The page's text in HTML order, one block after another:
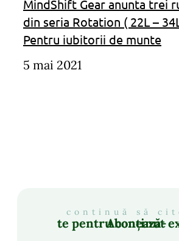
MindShift Gear anunta trei
din seria Rotation ( 22L –
Pentru iubitorii de munte
5 mai 2021
continuă să
Abonează-te pentru